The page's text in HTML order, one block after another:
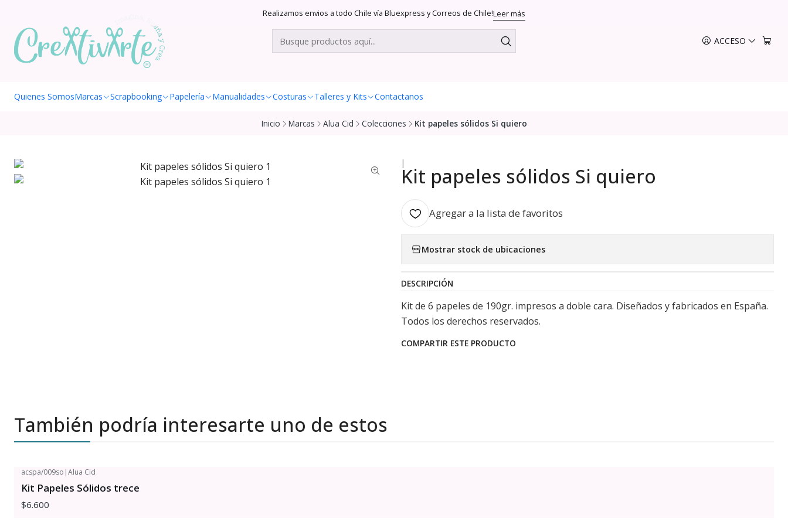
ACCESO
Quienes SomosMarcas Scrapbooking Papelería Manualidades Costuras Talleres y Kits Contactanos
Realizamos envios a todo Chile vía Bluexpress y Correos de Chile!Leer más
Inicio Marcas Alua Cid Colecciones Kit papeles sólidos Si quiero
|
Kit papeles sólidos Si quiero
Agregar a la lista de favoritos
Mostrar stock de ubicaciones
DESCRIPCIÓN
Kit de 6 papeles de 190gr. impresos a doble cara. Diseñados y fabricados en España.
Todos los derechos reservados.
COMPARTIR ESTE PRODUCTO
También podría interesarte uno de estos
acspa/009so |Alua Cid
Kit Papeles Sólidos trece
$6.600